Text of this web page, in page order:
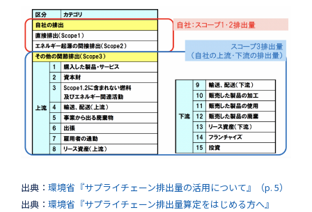
出典： 環境省『サプライチェーン排出量の活用について』（p. 5）
出典： 環境省『サプライチェーン排出量算定をはじめる方へ』